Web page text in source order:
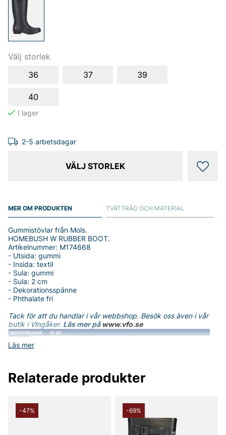
Välj storlek
36
37 39
40
2-5 arbetsdagar
VÄLJ STORLEK
MER OM PRODUKTEN
Läs mer
Gummistövlar från Mols.
HOMEBUSH W RUBBER BOOT.
Artikelnummer: M174668
- Utsida: gummi
- Insida: textil
- Sula: gummi
- Sula: 2 cm
- Dekorationsspänne
- Phthalate fri
Tack för att du handlar i vår webbshop. Besök oss även i vår
butik i Vingåker. Läs mer på www.vfo.se
TVÄTTRÅD OCH MATERIAL
Relaterade produkter
-47% -69%